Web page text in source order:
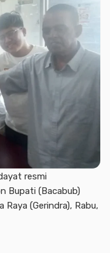
resmi
Bupati (Bacabub)
Raya (Gerindra), Rabu,